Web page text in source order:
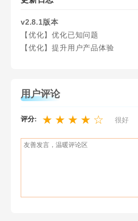
v2.8.1版本
【优化】优化已知问题
【优化】提升用户产品体验
用户评论
评分: ★ ★ ★ ★ ☆ 很好